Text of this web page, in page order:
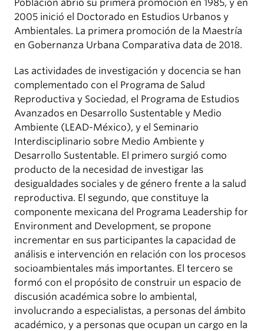
Población abrió su primera promoción en 1985, y en
2005 inició el Doctorado en Estudios Urbanos y
Ambientales. La primera promoción de la Maestría
en Gobernanza Urbana Comparativa data de 2018.
Las actividades de investigación y docencia se han
complementado con el Programa de Salud
Reproductiva y Sociedad, el Programa de Estudios
Avanzados en Desarrollo Sustentable y Medio
Ambiente (LEAD-México), y el Seminario
Interdisciplinario sobre Medio Ambiente y
Desarrollo Sustentable. El primero surgió como
producto de la necesidad de investigar las
desigualdades sociales y de género frente a la salud
reproductiva. El segundo, que constituye la
componente mexicana del Programa Leadership for
Environment and Development, se propone
incrementar en sus participantes la capacidad de
análisis e intervención en relación con los procesos
socioambientales más importantes. El tercero se
formó con el propósito de construir un espacio de
discusión académica sobre lo ambiental,
involucrando a especialistas, a personas del ámbito
académico, y a personas que ocupan un cargo en la